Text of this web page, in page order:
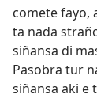
comete fayo,
ta nada
siñansa di
Pasobra tur
siñansa aki e